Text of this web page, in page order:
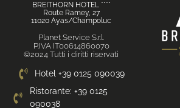
BREITHORN HOTEL ****
Route Ramey, 27
11020 Ayas/Champoluc
Planet Service S.r.l.
P.IVA IT00614860070
©2024 Tutti i diritti riservati
Hotel +39 0125 090039
Ristorante: +39 0125
090038